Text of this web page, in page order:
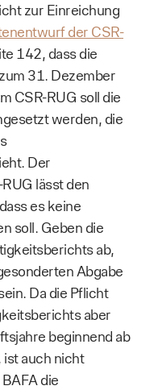
zur Einreichung
der CSR-
142, dass die
31. Dezember
CSR-RUG soll die
werden, die
Der
lässt den
es keine
soll. Geben die
ab,
Abgabe
Da die Pflicht
aber
beginnend ab
auch nicht
die